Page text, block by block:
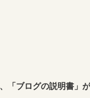
「ブログの説明書」が